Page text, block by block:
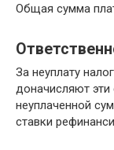
Общая сумма
За неуплату
доначисляют
неуплаченной
ставки